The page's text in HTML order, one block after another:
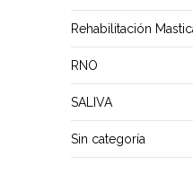
Rehabilitación
RNO
SALIVA
Sin categoría